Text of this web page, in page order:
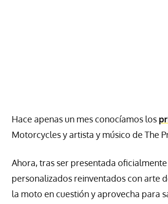
Hace apenas un mes conocíamos los
Motorcycles y artista y músico de The
Ahora, tras ser presentada
personalizados reinventados con arte
la moto en cuestión y aprovecha para